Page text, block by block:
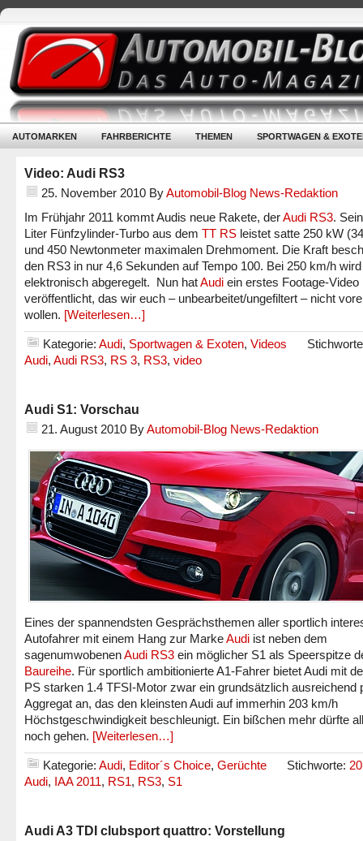
AUTOMARKEN FAHRBERICHTE THEMEN SPORTWAGEN &
Video: Audi RS3
25. November 2010 ByAutomobil-Blog News-Redaktion
Im Frühjahr 2011 kommt Audis neue Rakete, derAudi RS3.
Liter Fünfzylinder-Turbo aus dem TT RS leistet satte 250 kW
und 450 Newtonmeter maximalen Drehmoment. Die Kraft
den RS3 in nur 4,6 Sekunden auf Tempo 100. Bei 250 km/h wird
elektronisch abgeregelt. Nun hatAudi ein erstes Footage-Video
veröffentlicht, das wir euch – unbearbeitet/ungefiltert – nicht
wollen. [Weiterlesen…]
Kategorie: Audi, Sportwagen & Exoten, Videos
Audi, Audi RS3, RS 3, RS3, video
Audi S1: Vorschau
21. August 2010 ByAutomobil-Blog News-Redaktion
Eines der spannendsten Gesprächsthemen aller sportlich
Autofahrer mit einem Hang zur MarkeAudi ist neben dem
sagenumwobenenAudi RS3 ein möglicher S1 als Speerspitze
Baureihe. Für sportlich ambitionierte A1-Fahrer bietet Audi mit
PS starken 1.4 TFSI-Motor zwar ein grundsätzlich ausreichend
Aggregat an, das den kleinsten Audi auf immerhin 203 km/h
Höchstgeschwindigkeit beschleunigt. Ein bißchen mehr dürfte
noch gehen. [Weiterlesen…]
Kategorie: Audi, Editor´s Choice, Gerüchte Stichworte:
Audi, IAA 2011, RS1, RS3, S1
Audi A3 TDI clubsport quattro: Vorstellung